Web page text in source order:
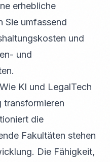
erhebliche
Sie umfassend
und
und
KI und LegalTech
transformieren
die
Fakultäten stehen
Die Fähigkeit,